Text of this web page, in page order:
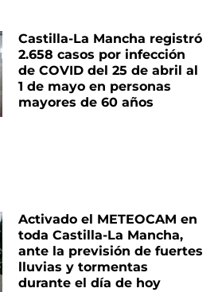
Castilla-La Mancha registró
2.658 casos por infección
de COVID del 25 de abril al
1 de mayo en personas
mayores de 60 años
Activado el METEOCAM en
toda Castilla-La Mancha,
ante la previsión de fuertes
lluvias y tormentas
durante el día de hoy